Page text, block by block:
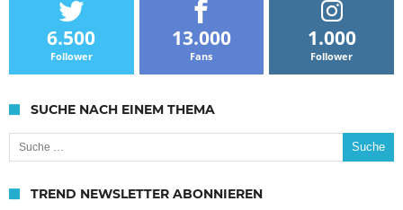
6.500
Follower
13.000
Fans
1.000
Follower
SUCHE NACH EINEM THEMA
Suche nach:
TREND NEWSLETTER ABONNIEREN